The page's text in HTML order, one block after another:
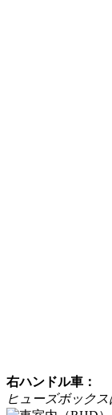
右ハンドル車：
ヒューズボック